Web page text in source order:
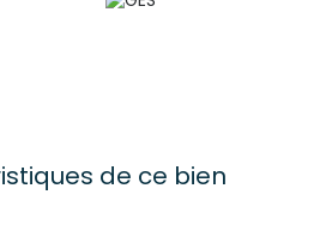
de ce bien